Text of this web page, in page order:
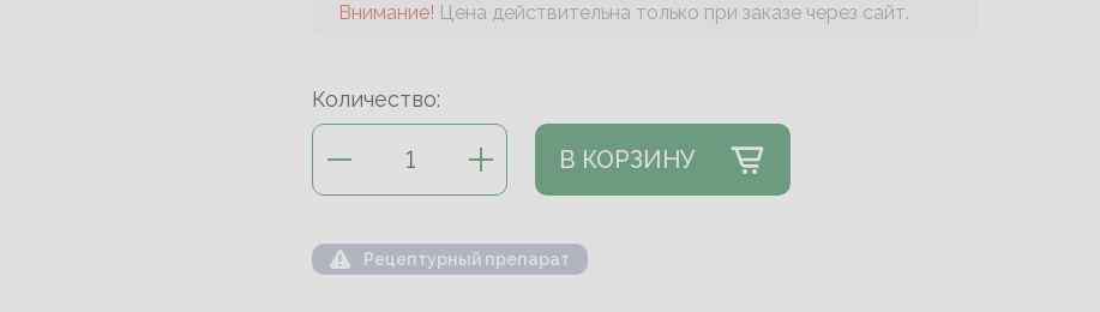
Внимание! Цена действительна только при заказе через сайт.
Количество:
В КОРЗИНУ
Рецептурный препарат